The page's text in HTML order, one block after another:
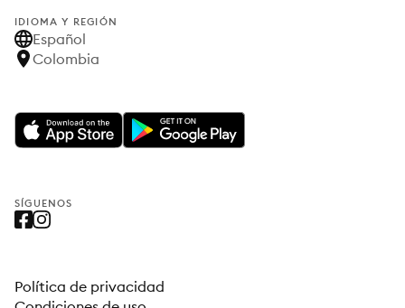
IDIOMA Y REGIÓN
Español
Colombia
SÍGUENOS
Política de privacidad